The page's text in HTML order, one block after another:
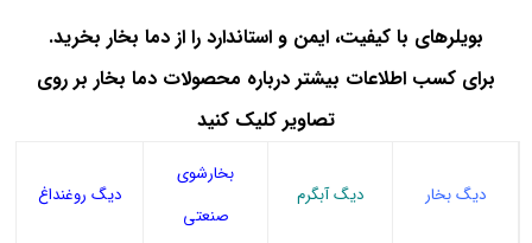
بویلرهای با کیفیت، ایمن و استاندارد را از دما بخار بخرید.
برای کسب اطلاعات بیشتر درباره محصولات دما بخار بر روی
تصاویر کلیک کنید
دیگ بخار دیگ آبگرم
بخارشوی
صنعتی
دیگ روغنداغ